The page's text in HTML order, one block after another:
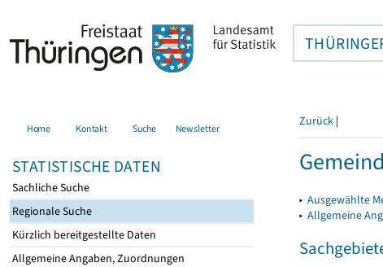
Home Kontakt Suche Newsletter
STATISTISCHE DATEN
Sachliche Suche
Regionale Suche
Kürzlich bereitgestellte Daten
Allgemeine Angaben, Zuordnungen
Zurück |
▸ Ausgewählte
▸ Allgemeine